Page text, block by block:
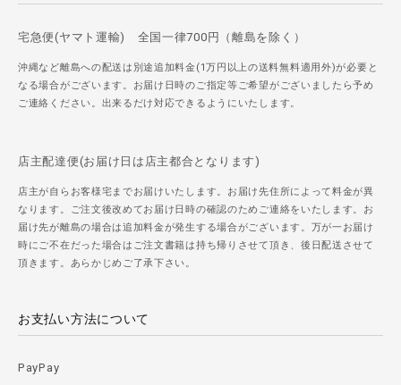
宅急便(ヤマト運輸) 全国一律700円（離島を除く）
沖縄など離島への配送は別途追加料金(1万円以上の送料無料適用外)が必要と
なる場合がございます。お届け日時のご指定等ご希望がございましたら予め
ご連絡ください。出来るだけ対応できるようにいたします。
店主配達便(お届け日は店主都合となります)
店主が自らお客様宅までお届けいたします。お届け先住所によって料金が異
なります。ご注文後改めてお届け日時の確認のためご連絡をいたします。お
届け先が離島の場合は追加料金が発生する場合がございます。万が一お届け
時にご不在だった場合はご注文書籍は持ち帰りさせて頂き、後日配送させて
頂きます。あらかじめご了承下さい。
お支払い方法について
PayPay